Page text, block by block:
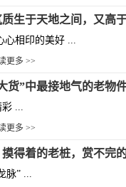
生于天地之间，又高
心相印的美好 ...
更多 >>
货”中最接地气的老物
彩 ...
更多 >>
得着的老桩，赏不完
脉” ...